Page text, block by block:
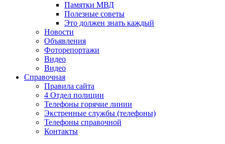
Памятки МВД
Полезные советы
Это должен знать каждый
Новости
Объявления
Фоторепортажи
Видео
Видео
Справочная
Правила сайта
4 Отдел полиции
Телефоны горячие линии
Экстренные службы (телефоны)
Телефоны справочной
Контакты